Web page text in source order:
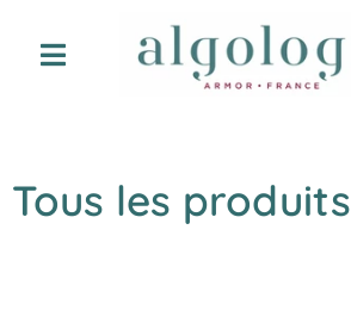
Tous les produits